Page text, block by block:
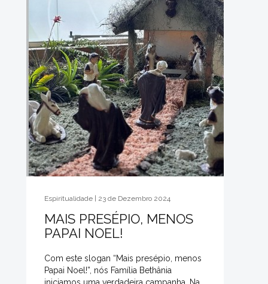
Espiritualidade | 23 de Dezembro 2024
MAIS PRESÉPIO, MENOS
PAPAI NOEL!
Com este slogan “Mais presépio, menos
Papai Noel!”, nós Família Bethânia